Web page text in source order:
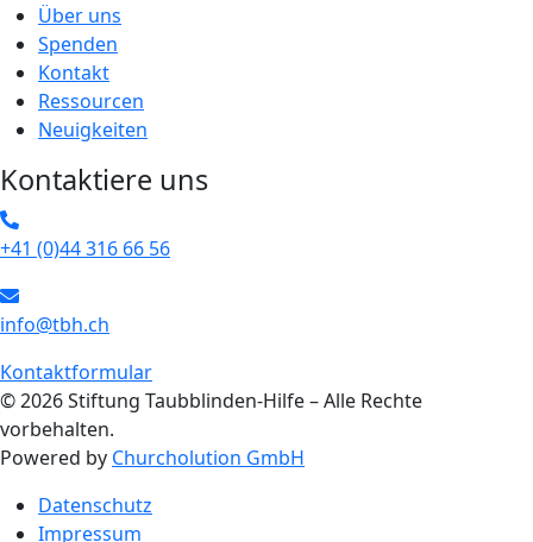
Über uns
Spenden
Kontakt
Ressourcen
Neuigkeiten
Kontaktiere uns
+41 (0)44 316 66 56
info@tbh.ch
Kontaktformular
© 2026 Stiftung Taubblinden-Hilfe – Alle Rechte
vorbehalten.
Powered by Churcholution GmbH
Datenschutz
Impressum